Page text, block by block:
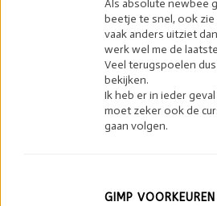
Als absolute newbee
beetje te snel, ook zie
vaak anders uitziet
werk wel me de
Veel terugspoelen
bekijken.
Ik heb er in ieder
moet zeker ook de
gaan volgen.
GIMP VOORKEUREN